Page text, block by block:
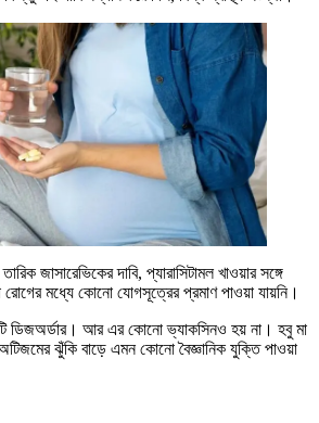
জাসারেভিকের দাবি, প্যারাসিটামল খাওয়ার সঙ্গে
মধ্যে কোনো যোগসূত্রের প্রমাণ পাওয়া যায়নি।
ডিজঅর্ডার। আর এর কোনো ভ্যাকসিনও হয় না। হবু মা
ঝুঁকি বাড়ে এমন কোনো বৈজ্ঞানিক যুক্তি পাওয়া